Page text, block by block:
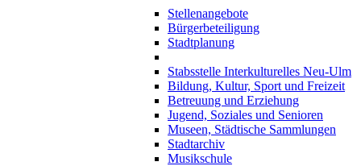
Stellenangebote
Bürgerbeteiligung
Stadtplanung
Stabsstelle Interkulturelles Neu-Ulm
Bildung, Kultur, Sport und Freizeit
Betreuung und Erziehung
Jugend, Soziales und Senioren
Museen, Städtische Sammlungen
Stadtarchiv
Musikschule